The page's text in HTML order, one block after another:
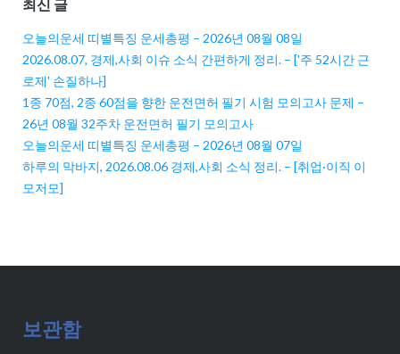
최신 글
오늘의운세 띠별특징 운세총평 – 2026년 08월 08일
2026.08.07, 경제,사회 이슈 소식 간편하게 정리. – ['주 52시간 근
로제' 손질하나]
1종 70점, 2종 60점을 향한 운전면허 필기 시험 모의고사 문제 –
26년 08월 32주차 운전면허 필기 모의고사
오늘의운세 띠별특징 운세총평 – 2026년 08월 07일
하루의 막바지, 2026.08.06 경제,사회 소식 정리. – [취업·이직 이
모저모]
보관함